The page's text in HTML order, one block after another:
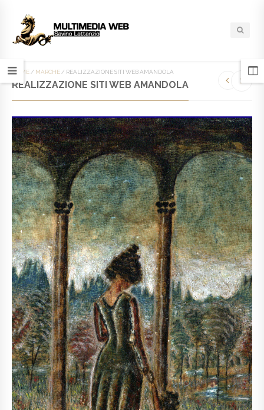
HOME / MARCHE / REALIZZAZIONE SITI WEB AMANDOLA
REALIZZAZIONE SITI WEB AMANDOLA